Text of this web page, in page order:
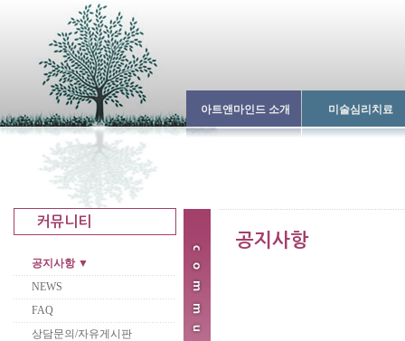
아트앤마인드 소개 미술심리치료
공지사항 ▼
NEWS
FAQ
상담문의/자유게시판